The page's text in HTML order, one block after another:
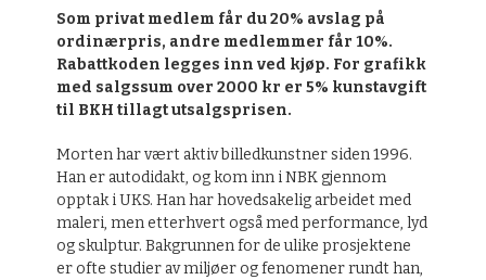
Som privat medlem får du 20% avslag på
ordinærpris, andre medlemmer får 10%.
Rabattkoden legges inn ved kjøp. For grafikk
med salgssum over 2000 kr er 5% kunstavgift
til BKH tillagt utsalgsprisen.
Morten har vært aktiv billedkunstner siden 1996.
Han er autodidakt, og kom inn i NBK gjennom
opptak i UKS. Han har hovedsakelig arbeidet med
maleri, men etterhvert også med performance, lyd
og skulptur. Bakgrunnen for de ulike prosjektene
er ofte studier av miljøer og fenomener rundt han,